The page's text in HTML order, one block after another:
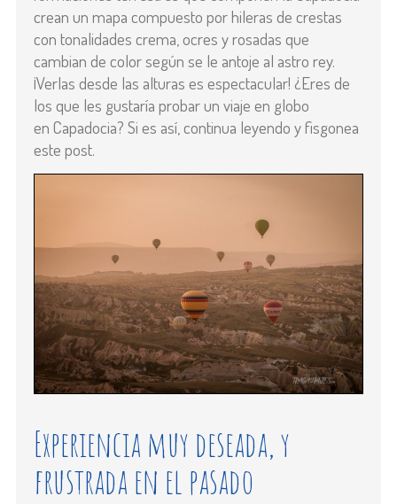
crean un mapa compuesto por hileras de crestas
con tonalidades crema, ocres y rosadas que
cambian de color según se le antoje al astro rey.
¡Verlas desde las alturas es espectacular! ¿Eres de
los que les gustaría probar un viaje en globo
en Capadocia? Si es así, continua leyendo y fisgonea
este post.
Experiencia muy deseada, y
frustrada en el pasado